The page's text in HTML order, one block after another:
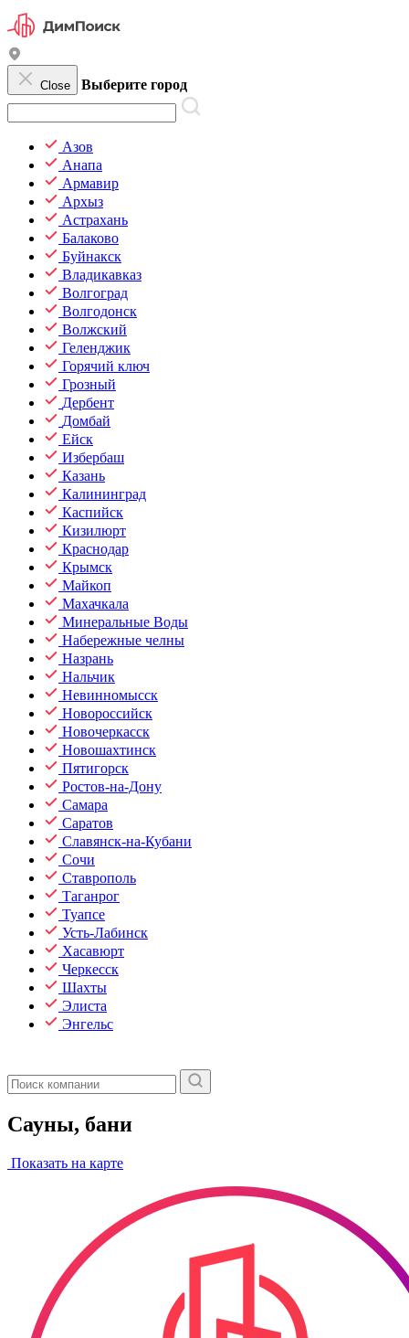
Close Выберите город
Азов
Анапа
Армавир
Архыз
Астрахань
Балаково
Буйнакск
Владикавказ
Волгоград
Волгодонск
Волжский
Геленджик
Горячий ключ
Грозный
Дербент
Домбай
Ейск
Избербаш
Казань
Калининград
Каспийск
Кизилюрт
Краснодар
Крымск
Майкоп
Махачкала
Минеральные Воды
Набережные челны
Назрань
Нальчик
Невинномысск
Новороссийск
Новочеркасск
Новошахтинск
Пятигорск
Ростов-на-Дону
Самара
Саратов
Славянск-на-Кубани
Сочи
Ставрополь
Таганрог
Туапсе
Усть-Лабинск
Хасавюрт
Черкесск
Шахты
Элиста
Энгельс
Сауны, бани
Показать на карте